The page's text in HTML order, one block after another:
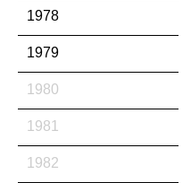
1978
1979
1980
1981
1982